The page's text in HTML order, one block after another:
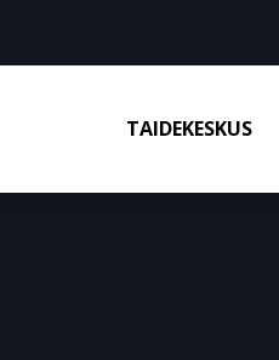
TAIDEKESKUS